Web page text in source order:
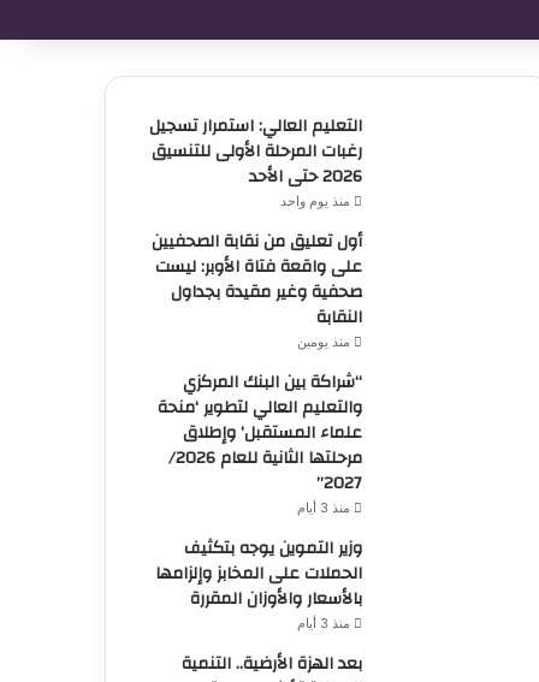
التعليم العالي: استمرار تسجيل
رغبات المرحلة الأولى للتنسيق
2026 حتى الأحد
منذ يوم واحد
أول تعليق من نقابة الصحفيين
على واقعة فتاة الأوبر: ليست
صحفية وغير مقيدة بجداول
النقابة
منذ يومين
“شراكة بين البنك المركزي
والتعليم العالي لتطوير ‘منحة
علماء المستقبل’ وإطلاق
مرحلتها الثانية للعام 2026/
2027”
منذ 3 أيام
وزير التموين يوجه بتكثيف
الحملات على المخابز وإلزامها
بالأسعار والأوزان المقررة
منذ 3 أيام
بعد الهزة الأرضية.. التنمية